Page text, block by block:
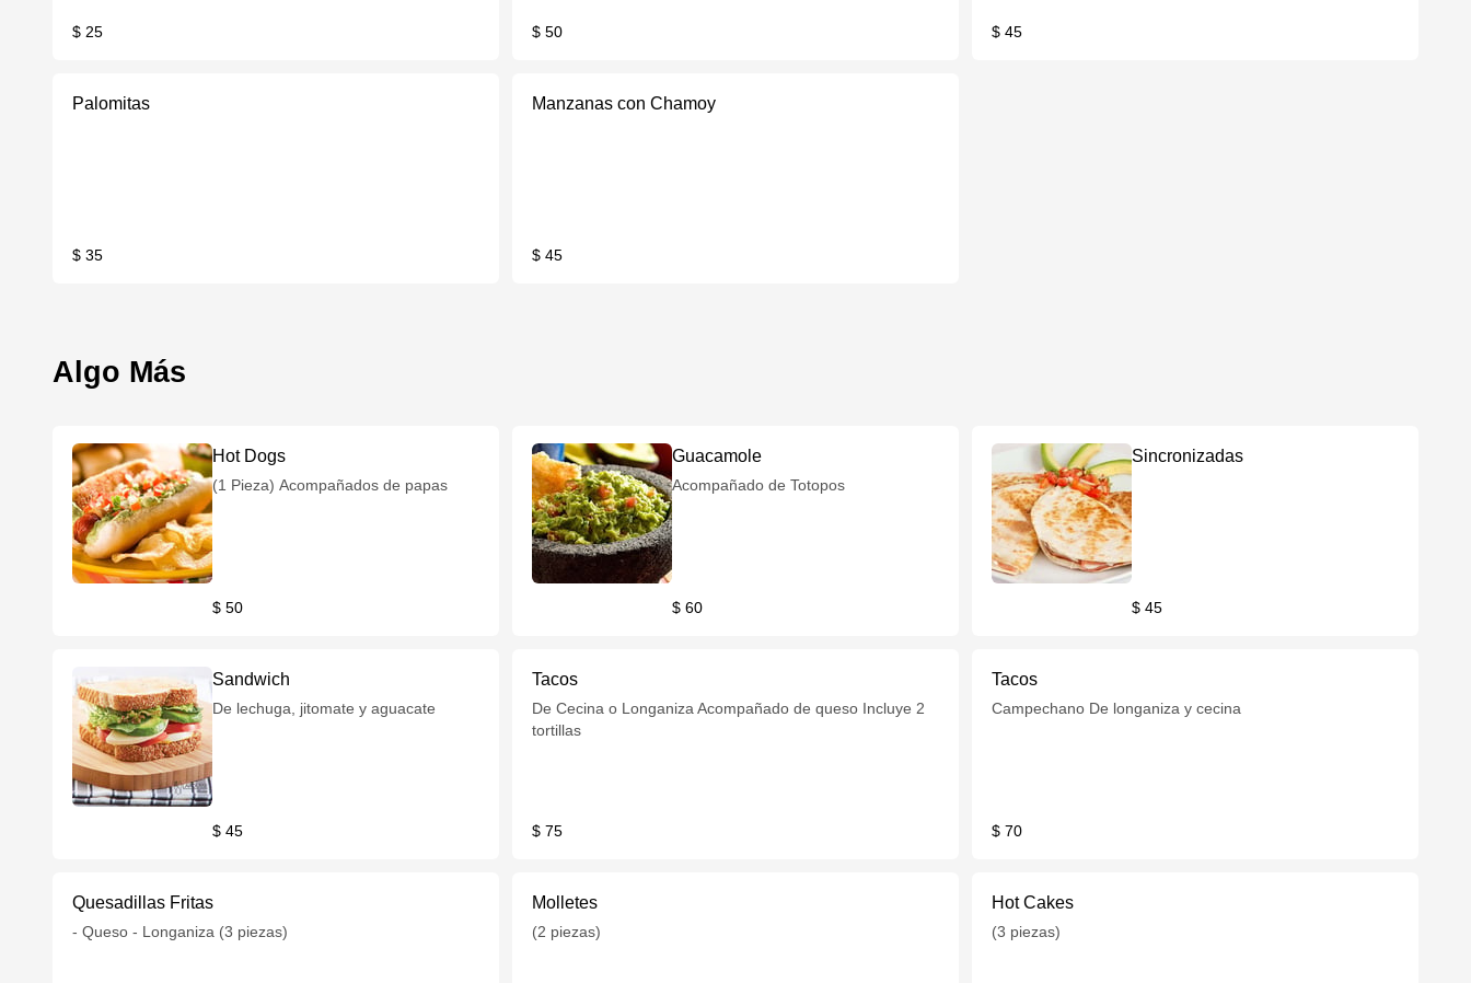
$ 25 $ 50 $ 45
Palomitas
$ 35
Manzanas con Chamoy
$ 45
Algo Más
Hot Dogs
(1 Pieza) Acompañados de papas
$ 50
Guacamole
Acompañado de Totopos
$ 60
Sincronizadas
$ 45
Sandwich
De lechuga, jitomate y aguacate
$ 45
Tacos
De Cecina o Longaniza Acompañado de queso Incluye 2
tortillas
$ 75
Tacos
Campechano De longaniza y cecina
$ 70
Quesadillas Fritas
- Queso - Longaniza (3 piezas)
Molletes
(2 piezas)
Hot Cakes
(3 piezas)